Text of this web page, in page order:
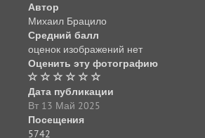
Автор
Михаил Брацило
Средний балл
оценок изображений нет
Оценить эту фотографию
Дата публикации
Вт 13 Май 2025
Посещения
5742